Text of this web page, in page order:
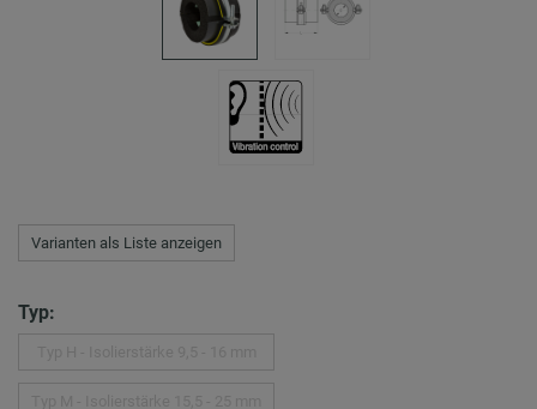
Varianten als Liste anzeigen
Typ: